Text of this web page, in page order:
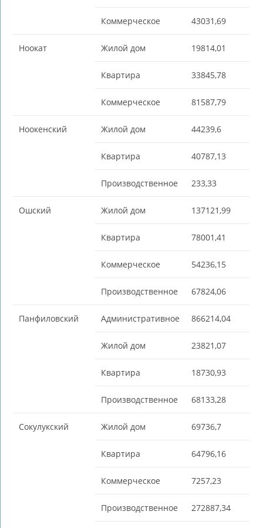
Коммерческое 43031,69
Ноокат Жилой дом 19814,01
Квартира 33845,78
Коммерческое 81587,79
Ноокенский Жилой дом 44239,6
Квартира 40787,13
Производственное 233,33
Ошский Жилой дом 137121,99
Квартира 78001,41
Коммерческое 54236,15
Производственное 67824,06
Панфиловский Административное 866214,04
Жилой дом 23821,07
Квартира 18730,93
Производственное 68133,28
Сокулукский Жилой дом 69736,7
Квартира 64796,16
Коммерческое 7257,23
Производственное 272887,34